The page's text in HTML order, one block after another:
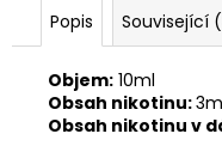
Popis Související
Objem: 10ml
Obsah nikotinu:
Obsah nikotinu v